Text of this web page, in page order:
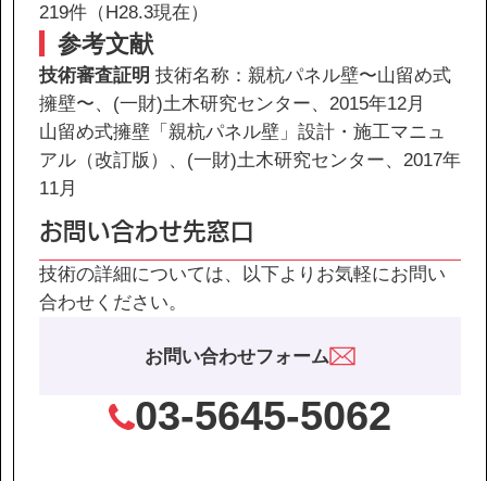
219件（H28.3現在）
参考文献
技術審査証明 技術名称：親杭パネル壁〜山留め式
擁壁〜、(一財)土木研究センター、2015年12月
山留め式擁壁「親杭パネル壁」設計・施工マニュ
アル（改訂版）、(一財)土木研究センター、2017年
11月
お問い合わせ先窓口
技術の詳細については、以下よりお気軽にお問い
合わせください。
お問い合わせフォーム
03-5645-5062